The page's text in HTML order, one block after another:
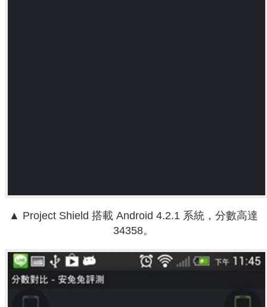
▲ Project Shield 搭載 Android 4.2.1 系統，分數高達
34358。